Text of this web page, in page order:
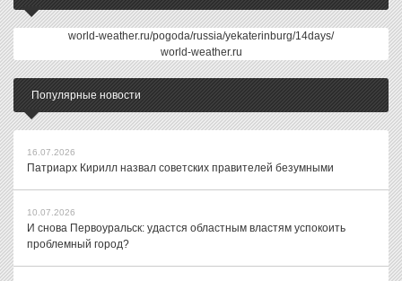
world-weather.ru/pogoda/russia/yekaterinburg/14days/
world-weather.ru
Популярные новости
16.07.2026
Патриарх Кирилл назвал советских правителей безумными
10.07.2026
И снова Первоуральск: удастся областным властям успокоить
проблемный город?